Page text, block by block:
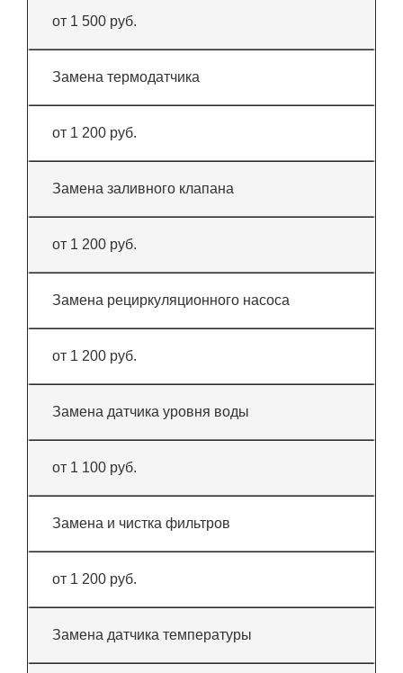
от 1 500 руб.
Замена термодатчика
от 1 200 руб.
Замена заливного клапана
от 1 200 руб.
Замена рециркуляционного насоса
от 1 200 руб.
Замена датчика уровня воды
от 1 100 руб.
Замена и чистка фильтров
от 1 200 руб.
Замена датчика температуры